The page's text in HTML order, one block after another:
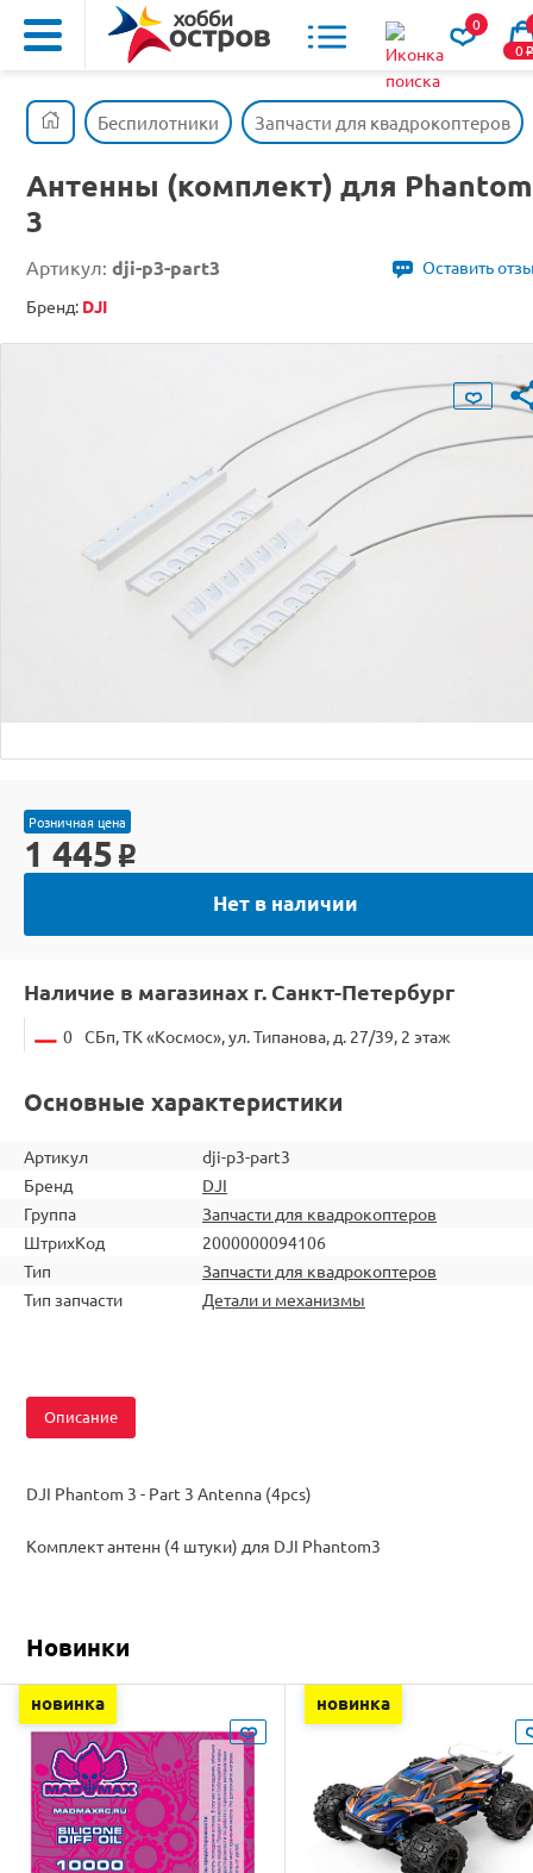
0
0o
Беспилотники Запчасти для квадрокоптеров
Антенны (комплект) для Phantom
3
Артикул: dji-p3-part3
Оставить
Бренд: DJI
Розничная цена
1 445 o
Нет в наличии
Наличие в магазинах г. Санкт-Петербург
0 СБп, ТК «Космос», ул. Типанова, д. 27/39, 2 этаж
Основные характеристики
Артикул
dji-p3-part3
Бренд
DJI
Группа
Запчасти для квадрокоптеров
ШтрихКод
2000000094106
Тип
Запчасти для квадрокоптеров
Тип запчасти
Детали и механизмы
Описание
DJI Phantom 3 - Part 3 Antenna (4pcs)
Комплект антенн (4 штуки) для DJI Phantom3
Новинки
новинка новинка